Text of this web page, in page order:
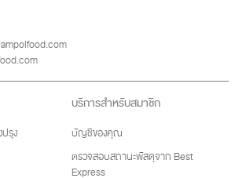
รุง
บริการสำหรับสมาชิก
บัญชีของคุณ
ตรวจสอบสถานะพัสดุจาก Best
Express